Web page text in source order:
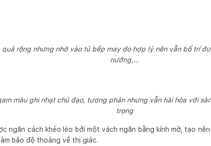
rộng nhưng nhờ vào tủ bếp may đo hợp lý nên vẫn bố trí
nướng,...
màu ghi nhạt chủ đạo, tương phản nhưng vẫn hài hòa với
trọng
ngăn cách khéo léo bởi một vách ngăn bằng kính mờ, tạo
bảo độ thoáng về thị giác.